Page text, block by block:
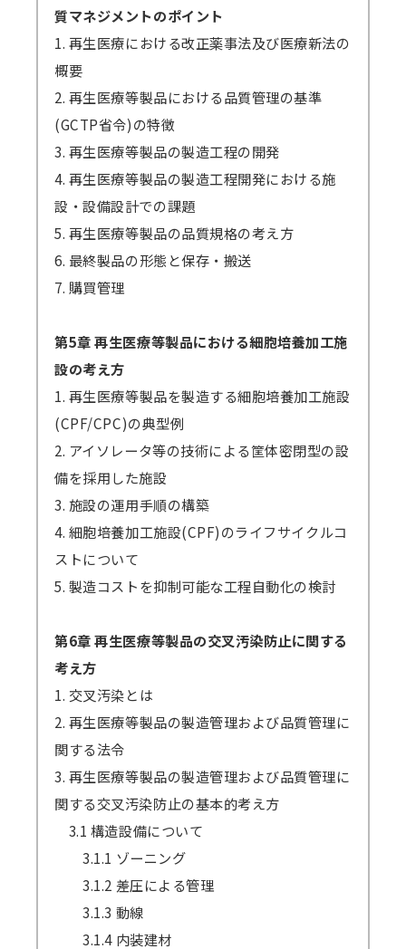
質マネジメントのポイント
1. 再生医療における改正薬事法及び医療新法の
概要
2. 再生医療等製品における品質管理の基準
(GCTP省令)の特徴
3. 再生医療等製品の製造工程の開発
4. 再生医療等製品の製造工程開発における施
設・設備設計での課題
5. 再生医療等製品の品質規格の考え方
6. 最終製品の形態と保存・搬送
7. 購買管理
第5章 再生医療等製品における細胞培養加工施
設の考え方
1. 再生医療等製品を製造する細胞培養加工施設
(CPF/CPC)の典型例
2. アイソレータ等の技術による筐体密閉型の設
備を採用した施設
3. 施設の運用手順の構築
4. 細胞培養加工施設(CPF)のライフサイクルコ
ストについて
5. 製造コストを抑制可能な工程自動化の検討
第6章 再生医療等製品の交叉汚染防止に関する
考え方
1. 交叉汚染とは
2. 再生医療等製品の製造管理および品質管理に
関する法令
3. 再生医療等製品の製造管理および品質管理に
関する交叉汚染防止の基本的考え方
3.1 構造設備について
3.1.1 ゾーニング
3.1.2 差圧による管理
3.1.3 動線
3.1.4 内装建材